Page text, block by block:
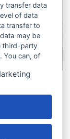
in
transfer data
of data
transfer to
may be
third-party
You can, of